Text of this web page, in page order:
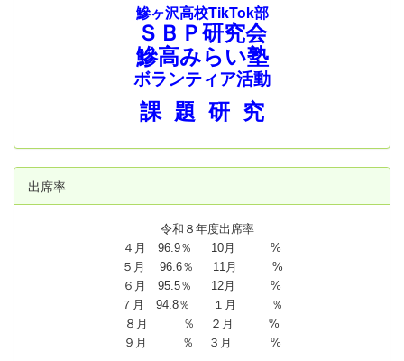
鰺ヶ沢高校TikTok部
ＳＢＰ研究会
鰺高みらい塾
ボランティア活動
課 題 研 究
出席率
令和８年度出席率
４月 96.9％ 10月 %
５月 96.6％ 11月 %
６月 95.5％ 12月 %
７月 94.8％ １月 ％
８月 ％ ２月 %
９月 ％ ３月 %